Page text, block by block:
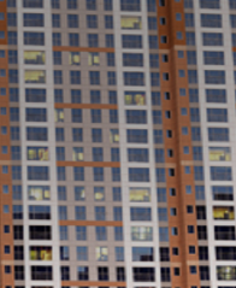
454-1번지 일원